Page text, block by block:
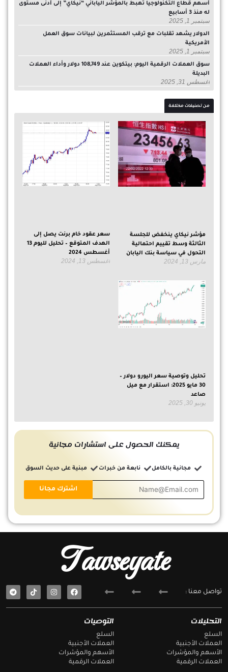
أسهم قطاع التكنولوجيا تهبط بالمؤشر الياباني “نيكاي” إلى أدنى مستوى
له منذ 3 أسابيع
سبتمبر 1, 2025
الدولار يشهد تقلبات مع ترقب المستثمرين لبيانات سوق العمل
الأمريكية
سبتمبر 1, 2025
سوق العملات الرقمية اليوم: بيتكوين عند 108,749 دولار وأداء العملات
البديلة
أغسطس 31, 2025
من تصنيفات مختلفة
مؤشر نيكاي ينخفض للجلسة
الثالثة وسط تقييم احتمالية
التحول في سياسة بنك اليابان
مارس 13, 2024
سعر عقود خام برنت يصل إلى
الهدف المتوقع – تحليل لليوم 13
أغسطس 2024
أغسطس 13, 2024
تحليل وتوصية سعر اليورو دولار –
30 مايو 2025: استقرار مع ميل
صاعد
يونيو 30, 2025
يمكنك الحصول على استشارات مجانية
مجانية بالكامل نابعة من خبرات مبنية على حديث السوق
التوصيات
السلع
العملات الأجنبية
الأسهم والمؤشرات
العملات الرقمية
التحليلات
السلع
العملات الأجنبية
الأسهم والمؤشرات
العملات الرقمية
Tawseyate
تواصل معنا :
F
a
e
T
e
e